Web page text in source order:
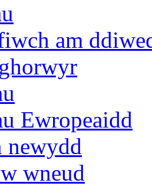
am
Ewropeaidd
newydd
wneud